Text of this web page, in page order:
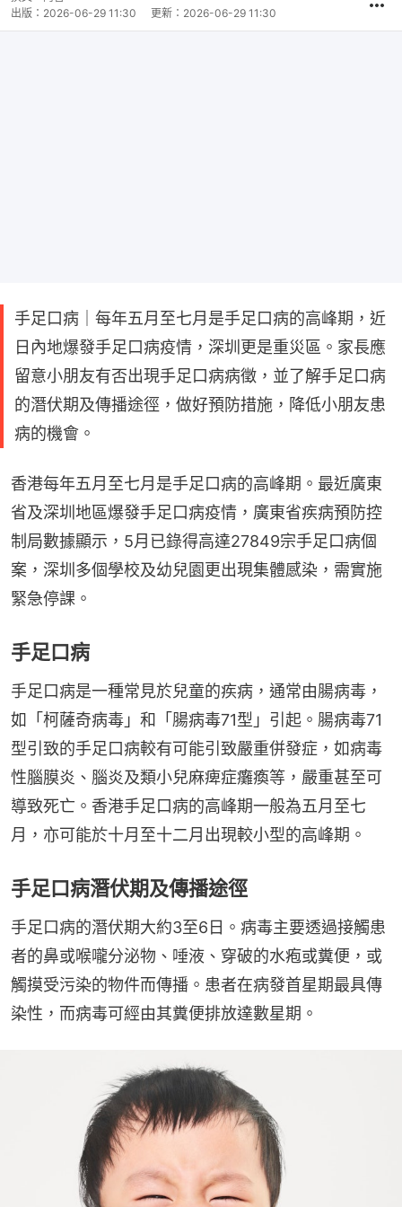
出版： 2026-06-29 11:30 更新： 2026-06-29 11:30
手足口病｜每年五月至七月是手足口病的高峰期，近
日內地爆發手足口病疫情，深圳更是重災區。家長應
留意小朋友有否出現手足口病病徵，並了解手足口病
的潛伏期及傳播途徑，做好預防措施，降低小朋友患
病的機會。
香港每年五月至七月是手足口病的高峰期。最近廣東
省及深圳地區爆發手足口病疫情，廣東省疾病預防控
制局數據顯示，5月已錄得高達27849宗手足口病個
案，深圳多個學校及幼兒園更出現集體感染，需實施
緊急停課。
手足口病
手足口病是一種常見於兒童的疾病，通常由腸病毒，
如「柯薩奇病毒」和「腸病毒71型」引起。腸病毒71
型引致的手足口病較有可能引致嚴重併發症，如病毒
性腦膜炎、腦炎及類小兒麻痺症癱瘓等，嚴重甚至可
導致死亡。香港手足口病的高峰期一般為五月至七
月，亦可能於十月至十二月出現較小型的高峰期。
手足口病潛伏期及傳播途徑
手足口病的潛伏期大約3至6日。病毒主要透過接觸患
者的鼻或喉嚨分泌物、唾液、穿破的水疱或糞便，或
觸摸受污染的物件而傳播。患者在病發首星期最具傳
染性，而病毒可經由其糞便排放達數星期。